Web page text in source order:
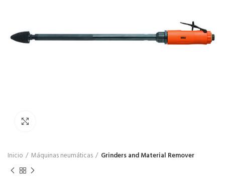
Inicio Máquinas neumáticas Grinders and Material Remover